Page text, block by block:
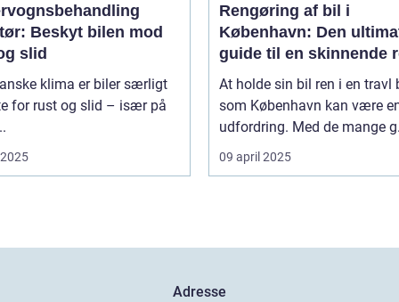
Beskyt bilen mod
slid
klima er biler særligt
for rust og slid – især på
Rengøring af bil i
København: Den
guide til en skinnende
bil
At holde sin bil ren i en travl
som København kan være
udfordring. Med de mange
09 april 2025
Adresse